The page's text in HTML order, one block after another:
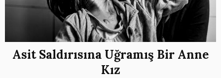
Asit Saldırısına Uğramış Bir Anne
Kız